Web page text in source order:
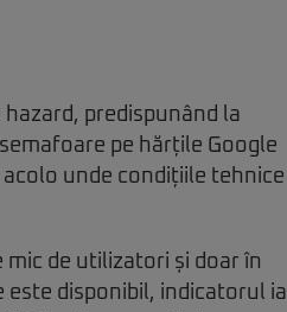
predispunând la
pe hărțile Google
unde condițiile tehnice
de utilizatori și doar în
disponibil, indicatorul ia